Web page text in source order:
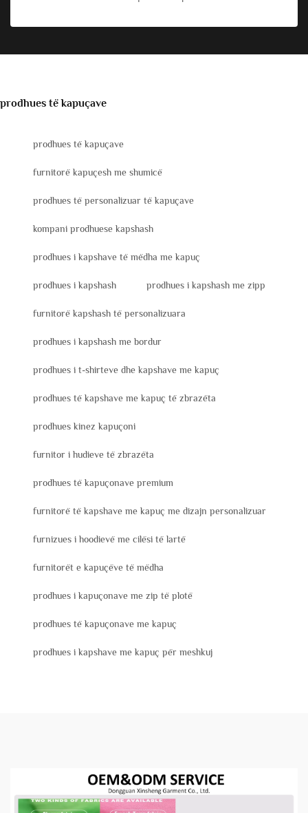
prodhues të kapuçave
prodhues të kapuçave
furnitorë kapuçesh me shumicë
prodhues të personalizuar të kapuçave
kompani prodhuese kapshash
prodhues i kapshave të mëdha me kapuç
prodhues i kapshash prodhues i kapshash me zipp
furnitorë kapshash të personalizuara
prodhues i kapshash me bordur
prodhues i t-shirteve dhe kapshave me kapuç
prodhues të kapshave me kapuç të zbrazëta
prodhues kinez kapuçoni
furnitor i hudieve të zbrazëta
prodhues të kapuçonave premium
furnitorë të kapshave me kapuç me dizajn personalizuar
furnizues i hoodievë me cilësi të lartë
furnitorët e kapuçëve të mëdha
prodhues i kapuçonave me zip të plotë
prodhues të kapuçonave me kapuç
prodhues i kapshave me kapuç për meshkuj